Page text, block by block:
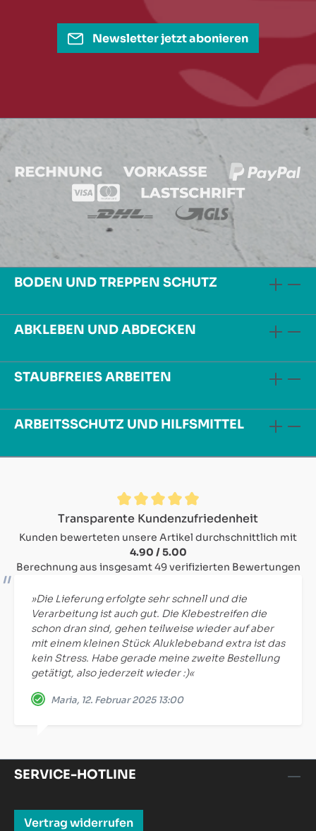
Newsletter jetzt abonieren
BODEN UND TREPPEN SCHUTZ
ABKLEBEN UND ABDECKEN
STAUBFREIES ARBEITEN
ARBEITSSCHUTZ UND HILFSMITTEL
Durchschnittliche Bewertung von 4.9 von 5 Sternen
Transparente Kundenzufriedenheit
Kunden bewerteten unsere Artikel durchschnittlich mit
4.90 / 5.00
Berechnung aus insgesamt 49 verifizierten Bewertungen
»Die Lieferung erfolgte sehr schnell und die
Verarbeitung ist auch gut. Die Klebestreifen die
schon dran sind, gehen teilweise wieder auf aber
mit einem kleinen Stück Aluklebeband extra ist das
kein Stress. Habe gerade meine zweite Bestellung
getätigt, also jederzeit wieder :)«
Maria, 12. Februar 2025 13:00
SERVICE-HOTLINE
Vertrag widerrufen